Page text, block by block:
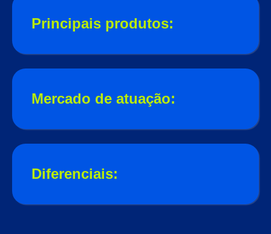
Principais produtos:
Mercado de atuação:
Diferenciais: